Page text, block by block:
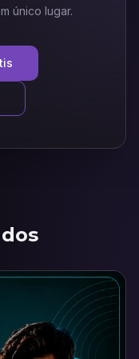
único lugar.